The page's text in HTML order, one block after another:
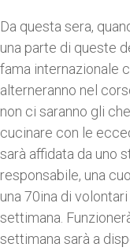
Da questa sera,
una parte di queste
fama internazionale
alterneranno nel
non ci saranno gli
cucinare con le
sarà affidata da uno
responsabile, una
una 70ina di
settimana.
settimana sarà a